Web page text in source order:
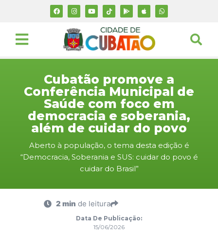
Cubatão promove a
Conferência Municipal de
Saúde com foco em
democracia e soberania,
além de cuidar do povo
Aberto à população, o tema desta edição é
“Democracia, Soberania e SUS: cuidar do povo é
cuidar do Brasil”
2 min de leitura
Data De Publicação:
15/06/2026